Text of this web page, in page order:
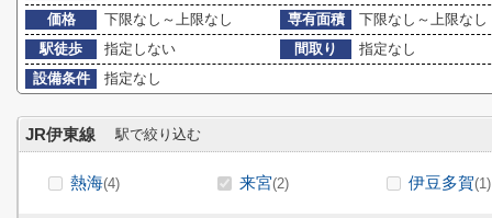
価格
下限なし～上限なし 専有面積
下限なし～上限なし
駅徒歩
指定しない 間取り
指定なし
設備条件
指定なし
JR伊東線 駅で絞り込む
熱海(4) 来宮(2) 伊豆多賀(1)